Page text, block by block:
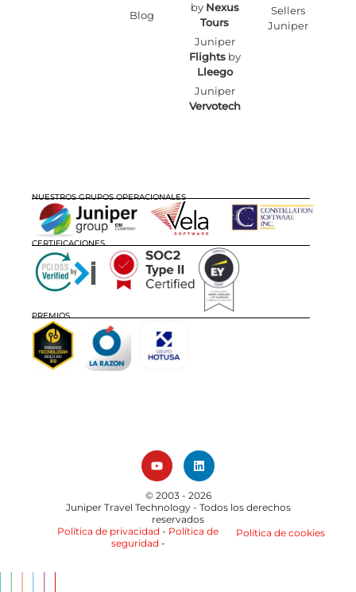
Blog
by Nexus
Tours
Juniper
Flightsby
Lleego
Juniper
Vervotech
Sellers
Juniper
NUESTROS GRUPOS OPERACIONALES
CERTIFICACIONES
PREMIOS
© 2003 - 2026
Juniper Travel Technology- Todos los derechos
reservados
Política de privacidad - Política de
seguridad -
Política de cookies